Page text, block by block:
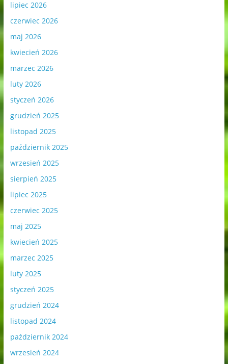
lipiec 2026
czerwiec 2026
maj 2026
kwiecień 2026
marzec 2026
luty 2026
styczeń 2026
grudzień 2025
listopad 2025
październik 2025
wrzesień 2025
sierpień 2025
lipiec 2025
czerwiec 2025
maj 2025
kwiecień 2025
marzec 2025
luty 2025
styczeń 2025
grudzień 2024
listopad 2024
październik 2024
wrzesień 2024